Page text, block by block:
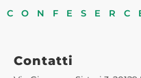
Contatti